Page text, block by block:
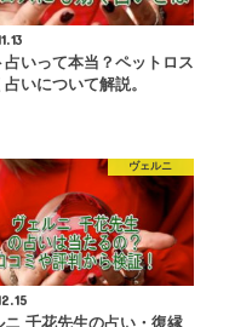
占いって本当？ペットロス
占いについて解説。
ヴェルニ
ニ 千花先生の占い・復縁